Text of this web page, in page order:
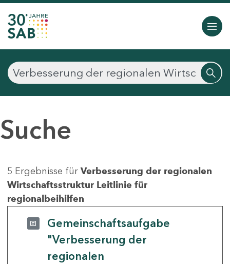
Suche
5 Ergebnisse für Verbesserung der regionalen
Wirtschaftsstruktur Leitlinie für
regionalbeihilfen
Gemeinschaftsaufgabe
"Verbesserung der
regionalen